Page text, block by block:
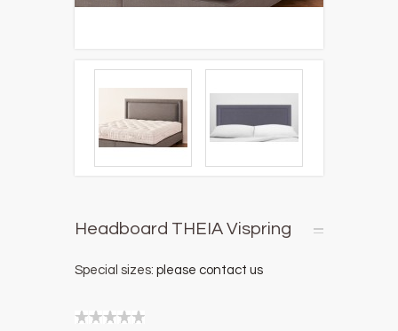
Headboard THEIA Vispring
Special sizes: please contact us